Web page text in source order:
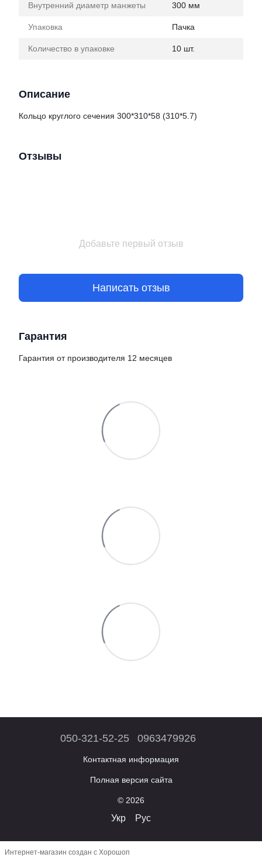
Внутренний диаметр манжеты 300 мм
Упаковка Пачка
Количество в упаковке 10 шт.
Описание
Кольцо круглого сечения 300*310*58 (310*5.7)
Отзывы
Добавьте первый отзыв
Написать отзыв
Гарантия
Гарантия от производителя 12 месяцев
050-321-52-25 0963479926
Контактная информация
Полная версия сайта
© 2026
Укр Рус
Интернет-магазин создан с Хорошоп